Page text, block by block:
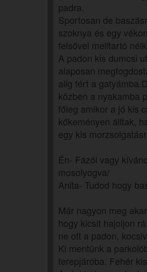
padra.
Sportosan de
szoknya és egy
felsővel melltartó
A padon kis dumcsi
alaposan
alig fért a
közben a nyakamba
főleg amikor a jó kis
kőkeményen álltak,
egy kis
Én- Fázól vagy
mosolyogva/
Anita- Tudod hogy
Már nagyon meg
hogy kicsit hajoljon
ne ott a padon,
Ki mentünk a
terepjáróba. Fehér